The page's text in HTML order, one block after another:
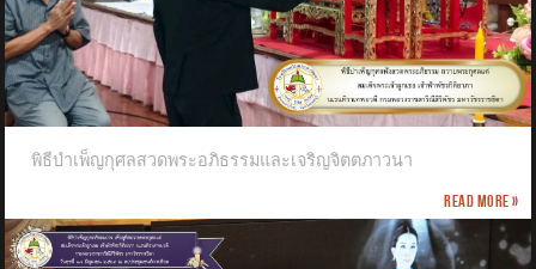
พิธีบำเพ็ญกุศลสวดพระอภิธรรมและเจริญจิตตภาวนา
Read more »